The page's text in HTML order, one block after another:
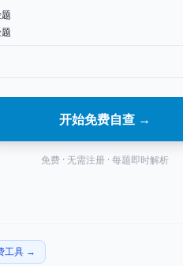
开始免费自查 →
免费 · 无需注册 · 每题即时解析
工具 →